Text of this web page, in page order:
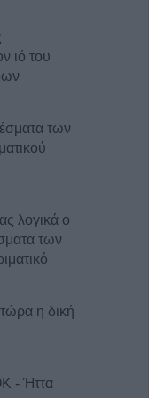
ιό του
των
λογικά ο
των
η δική
- Ήττα